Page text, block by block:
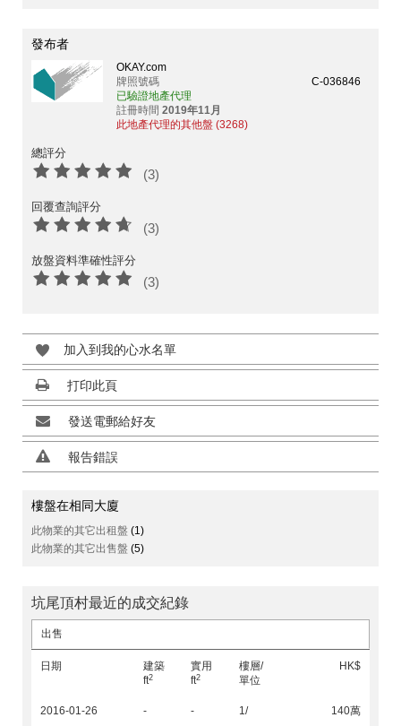
發布者
OKAY.com
牌照號碼
C-036846
已驗證地產代理
註冊時間 2019年11月
此地產代理的其他盤 (3268)
總評分
(3)
回覆查詢評分
(3)
放盤資料準確性評分
(3)
加入到我的心水名單
打印此頁
發送電郵給好友
報告錯誤
樓盤在相同大廈
此物業的其它出租盤 (1)
此物業的其它出售盤 (5)
坑尾頂村最近的成交紀錄
出售
日期
建築
ft2
實用
ft2
樓層/
單位
HK$
2016-01-26 - - 1/ 140萬